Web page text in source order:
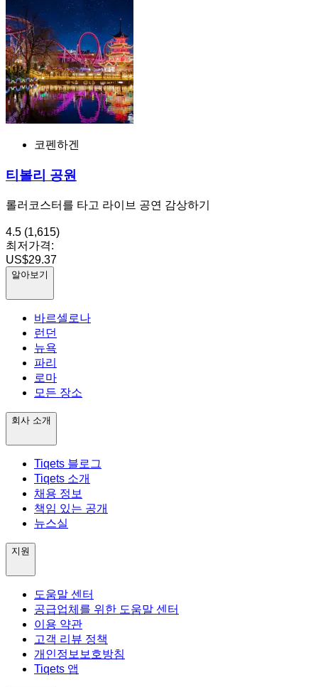
코펜하겐
티볼리 공원
롤러코스터를 타고 라이브 공연 감상하기
4.5 (1,615)
최저가격:
US$29.37
알아보기
바르셀로나
런던
뉴욕
파리
로마
모든 장소
회사 소개
Tiqets 블로그
Tiqets 소개
채용 정보
책임 있는 공개
뉴스실
지원
도움말 센터
공급업체를 위한 도움말 센터
이용 약관
고객 리뷰 정책
개인정보보호방침
Tiqets 앱